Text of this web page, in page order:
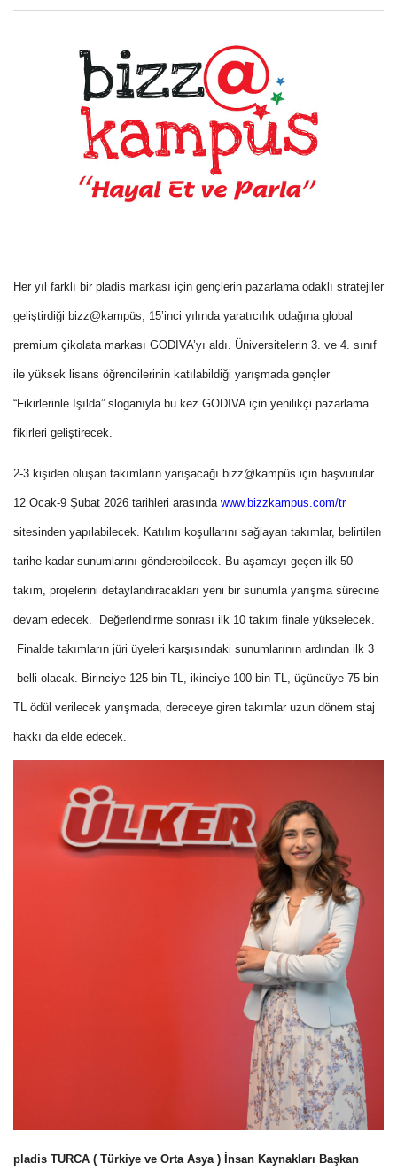
Her yıl farklı bir pladis markası için gençlerin pazarlama odaklı stratejiler
geliştirdiği bizz@kampüs, 15’inci yılında yaratıcılık odağına global
premium çikolata markası GODIVA’yı aldı. Üniversitelerin 3. ve 4. sınıf
ile yüksek lisans öğrencilerinin katılabildiği yarışmada gençler
“Fikirlerinle Işılda” sloganıyla bu kez GODIVA için yenilikçi pazarlama
fikirleri geliştirecek.
2-3 kişiden oluşan takımların yarışacağı bizz@kampüs için başvurular
12 Ocak-9 Şubat 2026 tarihleri arasında www.bizzkampus.com/tr
sitesinden yapılabilecek. Katılım koşullarını sağlayan takımlar, belirtilen
tarihe kadar sunumlarını gönderebilecek. Bu aşamayı geçen ilk 50
takım, projelerini detaylandıracakları yeni bir sunumla yarışma sürecine
devam edecek. Değerlendirme sonrası ilk 10 takım finale yükselecek.
Finalde takımların jüri üyeleri karşısındaki sunumlarının ardından ilk 3
belli olacak. Birinciye 125 bin TL, ikinciye 100 bin TL, üçüncüye 75 bin
TL ödül verilecek yarışmada, dereceye giren takımlar uzun dönem staj
hakkı da elde edecek.
pladis TURCA ( Türkiye ve Orta Asya ) İnsan Kaynakları Başkan